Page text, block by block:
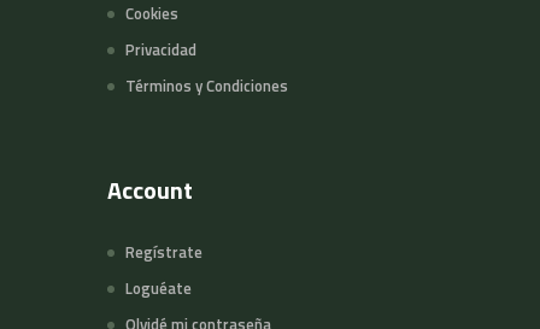
Cookies
Privacidad
Términos y Condiciones
Account
Regístrate
Loguéate
Olvidé mi contraseña